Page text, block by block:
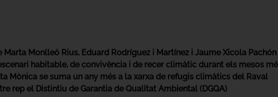
Marta Monlleó Rius, Eduard Rodríguez i Martínez i Jaume Xicola
habitable, de convivència i de recer climàtic durant els mesos
Mònica se suma un any més a la xarxa de refugis climàtics del Raval
rep el Distintiu de Garantia de Qualitat Ambiental (DGQA)